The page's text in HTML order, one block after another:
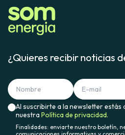
¿Quieres recibir noticias
Al suscribirte a la newsletter estás
nuestraPolítica de privacidad.
Finalidades: enviarte nuestro boletín,